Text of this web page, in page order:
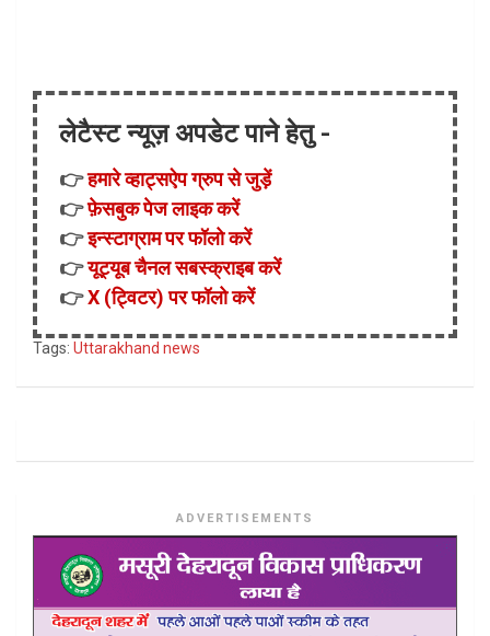
लेटैस्ट न्यूज़ अपडेट पाने हेतु -
👉हमारे व्हाट्सऐप ग्रुप से जुड़ें
👉फ़ेसबुक पेज लाइक करें
👉इन्स्टाग्राम पर फॉलो करें
👉यूट्यूब चैनल सबस्क्राइब करें
👉X (ट्विटर) पर फॉलो करें
Tags: Uttarakhand news
ADVERTISEMENTS